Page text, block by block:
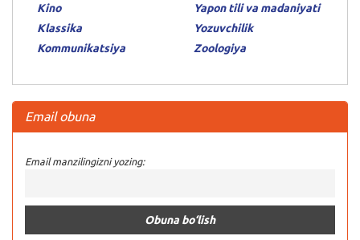
Kino
Klassika
Kommunikatsiya
Yapon tili va madaniyati
Yozuvchilik
Zoologiya
Email obuna
Email manzilingizni yozing: